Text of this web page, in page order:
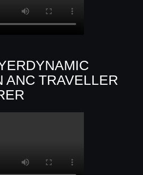
ANC TRAVELLER